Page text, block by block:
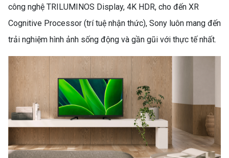
công nghệ TRILUMINOS Display, 4K HDR, cho đến XR
Cognitive Processor (trí tuệ nhận thức), Sony luôn mang đến
trải nghiệm hình ảnh sống động và gần gũi với thực tế nhất.